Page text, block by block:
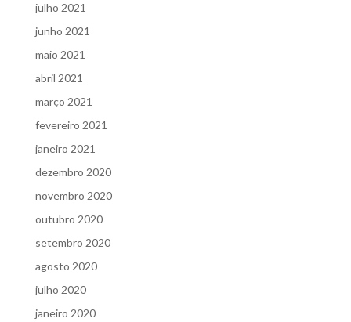
julho 2021
junho 2021
maio 2021
abril 2021
março 2021
fevereiro 2021
janeiro 2021
dezembro 2020
novembro 2020
outubro 2020
setembro 2020
agosto 2020
julho 2020
janeiro 2020